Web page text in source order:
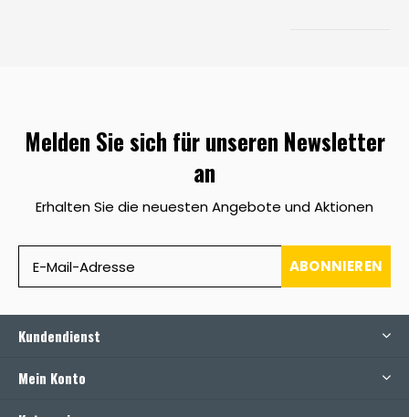
Melden Sie sich für unseren Newsletter
an
Erhalten Sie die neuesten Angebote und Aktionen
ABONNIEREN
Kundendienst
Mein Konto